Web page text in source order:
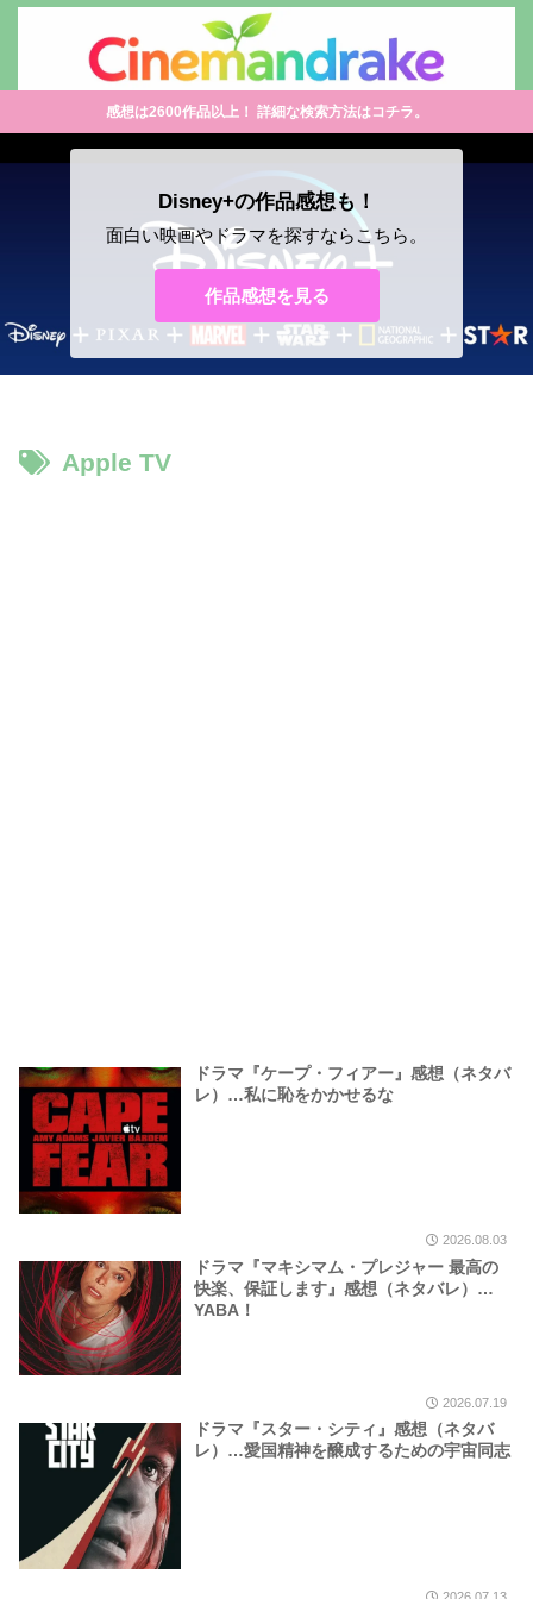
感想は2600作品以上！ 詳細な検索方法はコチラ。
Disney+の作品感想も！
面白い映画やドラマを探すならこちら。
作品感想を見る
Apple TV
ドラマ『ケープ・フィアー』感想（ネタバ
レ）…私に恥をかかせるな
2026.08.03
ドラマ『マキシマム・プレジャー 最高の
快楽、保証します』感想（ネタバレ）…
YABA！
2026.07.19
ドラマ『スター・シティ』感想（ネタバ
レ）…愛国精神を醸成するための宇宙同志
2026.07.13